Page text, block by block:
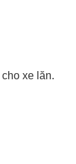
xe lăn.